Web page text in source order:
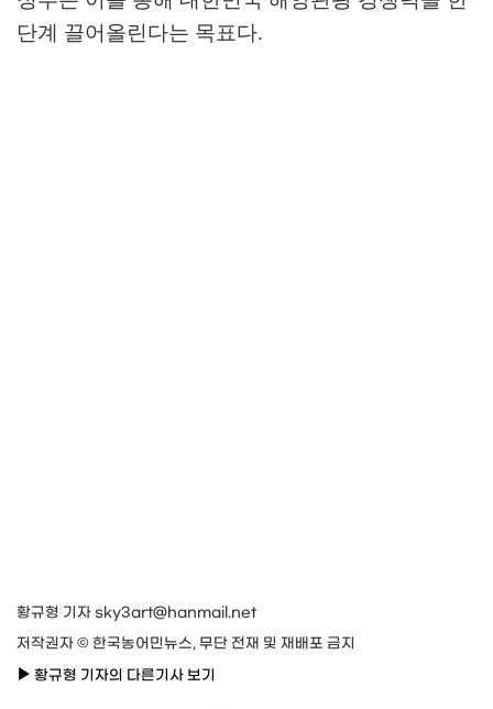
단계 끌어올린다는 목표다.
황규형 기자 sky3art@hanmail.net
저작권자 © 한국농어민뉴스, 무단 전재 및 재배포 금지
황규형 기자의 다른기사 보기